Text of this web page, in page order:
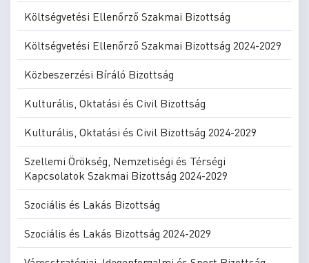
Költségvetési Ellenőrző Szakmai Bizottság
Költségvetési Ellenőrző Szakmai Bizottság 2024-2029
Közbeszerzési Bíráló Bizottság
Kulturális, Oktatási és Civil Bizottság
Kulturális, Oktatási és Civil Bizottság 2024-2029
Szellemi Örökség, Nemzetiségi és Térségi
Kapcsolatok Szakmai Bizottság 2024-2029
Szociális és Lakás Bizottság
Szociális és Lakás Bizottság 2024-2029